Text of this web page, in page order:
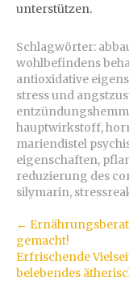
unterstützen.
Schlagwörter:
wohlbefindens
antioxidative
stress und
hauptwirkstoff,
mariendistel
eigenschaften,
reduzierung des
silymarin,
Artikel-
Navigation
←
gemacht!
Erfrischende
belebendes